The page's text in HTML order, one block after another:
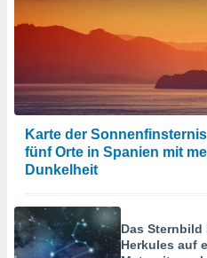
Karte der
fünf Orte in Spanien mit
Dunkelheit
Das Sternbild
Herkules auf